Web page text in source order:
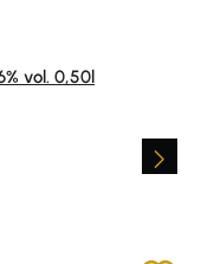
von 5 Sternen
vol. 0,50l